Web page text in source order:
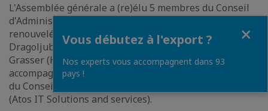
L'Assemblée générale a (re)élu 5 membres du Conseil
d'Administration de la Chambre. Trois membres qui ont
renouvelé leur mandat pour deux ans sont :
Dragoljub Damljanovic (Schneider Electric), Eric
Grasser (Hit Auto), François Allain (Veolia). Ils seront
accompagnés cette année par les nouveaux membres
du Conseil : Eric Fani (Streit Groupe) et Dragan Stokic
(Atos IT Solutions and services).
Vous débutez à l'export ?
Nos experts vous accompagnent dans 93
pays !